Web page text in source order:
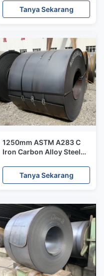
Bangunan
Tanya Sekarang
1250mm ASTM A283 C
Iron Carbon Alloy Steel
Coil
Tanya Sekarang